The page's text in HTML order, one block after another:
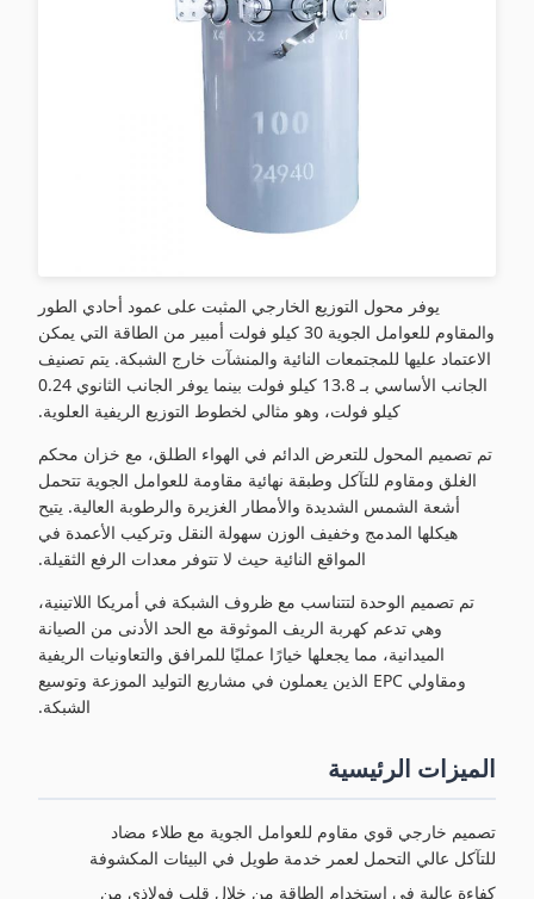
يوفر محول التوزيع الخارجي المثبت على عمود أحادي الطور
والمقاوم للعوامل الجوية 30 كيلو فولت أمبير من الطاقة التي يمكن
الاعتماد عليها للمجتمعات النائية والمنشآت خارج الشبكة. يتم تصنيف
الجانب الأساسي بـ 13.8 كيلو فولت بينما يوفر الجانب الثانوي 0.24
كيلو فولت، وهو مثالي لخطوط التوزيع الريفية العلوية.
تم تصميم المحول للتعرض الدائم في الهواء الطلق، مع خزان محكم
الغلق ومقاوم للتآكل وطبقة نهائية مقاومة للعوامل الجوية تتحمل
أشعة الشمس الشديدة والأمطار الغزيرة والرطوبة العالية. يتيح
هيكلها المدمج وخفيف الوزن سهولة النقل وتركيب الأعمدة في
المواقع النائية حيث لا تتوفر معدات الرفع الثقيلة.
تم تصميم الوحدة لتتناسب مع ظروف الشبكة في أمريكا اللاتينية،
وهي تدعم كهربة الريف الموثوقة مع الحد الأدنى من الصيانة
الميدانية، مما يجعلها خيارًا عمليًا للمرافق والتعاونيات الريفية
ومقاولي EPC الذين يعملون في مشاريع التوليد الموزعة وتوسيع
الشبكة.
الميزات الرئيسية
تصميم خارجي قوي مقاوم للعوامل الجوية مع طلاء مضاد
للتآكل عالي التحمل لعمر خدمة طويل في البيئات المكشوفة
كفاءة عالية في استخدام الطاقة من خلال قلب فولاذي من